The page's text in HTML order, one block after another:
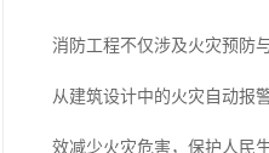
消防工程不仅涉及火灾预防
从建筑设计中的火灾自动报
效减少火灾危害，保护人民